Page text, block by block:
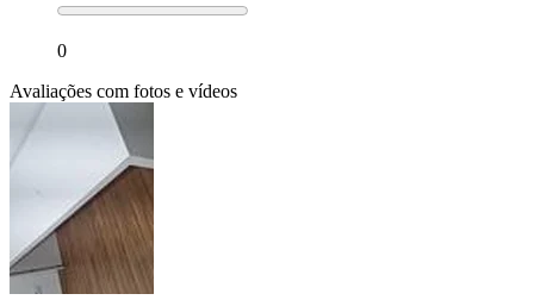
0
Avaliações com fotos e vídeos